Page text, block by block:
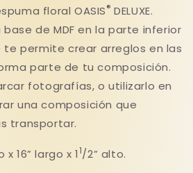
floral OASIS® DELUXE.
base de MDF en la parte inferior
te permite crear arreglos en las
parte de tu composición.
fotografías, o utilizarlo en
una composición que
transportar.
x 16” largo x 11/2” alto.